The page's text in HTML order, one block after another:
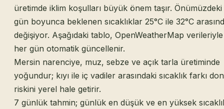
üretimde iklim koşulları büyük önem taşır.
gün boyunca beklenen sıcaklıklar 25°C ile 32°C
değişiyor. Aşağıdaki tablo, OpenWeatherMap verileriyle
her gün otomatik güncellenir.
Mersin narenciye, muz, sebze ve açık tarla üretiminde
yoğundur; kıyı ile iç vadiler arasındaki sıcaklık farkı don
riskini yerel hale getirir.
7 günlük tahmin; günlük en düşük ve en yüksek